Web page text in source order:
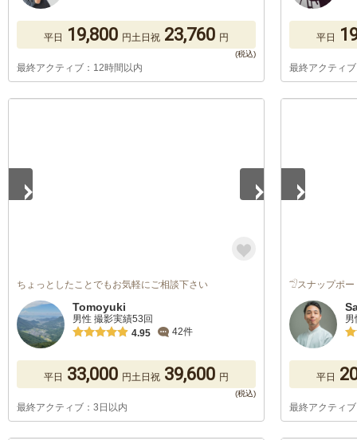
平日 19,800 円土日祝 23,760 円
最終アクティブ：12時間以内
平日
最終アクティ
ちょっとしたことでもお気軽にご相談下さい
Tomoyuki
男性 撮影実績53回
4.95
42件
平日 33,000 円土日祝 39,600 円
最終アクティブ：3日以内
𓅿スナップポー
平日
最終アクティ